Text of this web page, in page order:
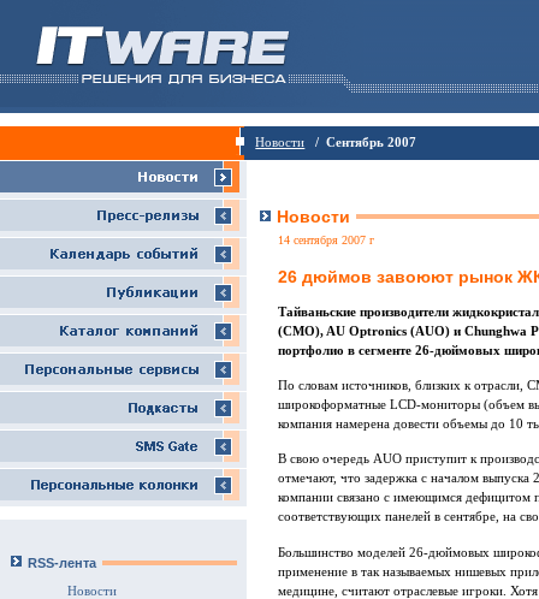
Новости / Сентябрь 2007
RSS-лента
Новости
Новости
14 сентября 2007 г
26 дюймов завоюют рынок
Тайваньские производители
(CMO), AU Optronics (AUO) и Chunghwa
портфолио в сегменте 26-дюймовых
По словам источников, близких к отрасли,
широкоформатные LCD-мониторы (объем
компания намерена довести объемы до 10
В свою очередь AUO приступит к
отмечают, что задержка с началом
компании связано с имеющимся дефицитом
соответствующих панелей в сентябре, на
Большинство моделей 26-дюймовых
применение в так называемых нишевых
медицине, считают отраслевые игроки.